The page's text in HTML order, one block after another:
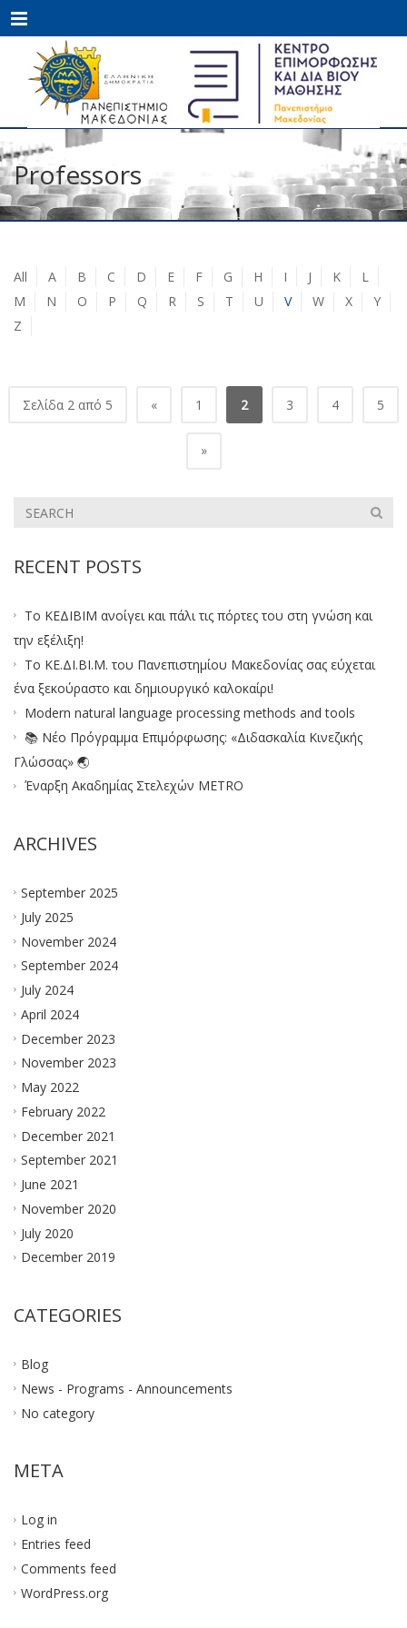
Menu
Professors
All A B C D E F G H I J K
L
M
N O P Q R S T U V W X
Y
Z
Σελίδα 2 από 5 « 1 2 3 4 5
»
RECENT POSTS
Το ΚΕΔΙΒΙΜ ανοίγει και πάλι τις πόρτες του στη γνώση και
την εξέλιξη!
Το ΚΕ.ΔΙ.ΒΙ.Μ. του Πανεπιστημίου Μακεδονίας σας εύχεται
ένα ξεκούραστο και δημιουργικό καλοκαίρι!
Modern natural language processing methods and tools
📚 Νέο Πρόγραμμα Επιμόρφωσης: «Διδασκαλία Κινεζικής
Γλώσσας» 🌏
Έναρξη Ακαδημίας Στελεχών METRO
ARCHIVES
September 2025
July 2025
November 2024
September 2024
July 2024
April 2024
December 2023
November 2023
May 2022
February 2022
December 2021
September 2021
June 2021
November 2020
July 2020
December 2019
CATEGORIES
Blog
News - Programs - Announcements
No category
META
Log in
Entries feed
Comments feed
WordPress.org